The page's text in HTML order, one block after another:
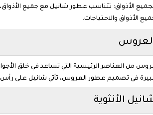
الأذواق: تتناسب عطور شانيل مع جميع
الأذواق والاحتياجات.
من العناصر الرئيسية التي تساعد في خلق
في تصميم عطور العروس، تأتي شانيل على رأس
الأنثوية